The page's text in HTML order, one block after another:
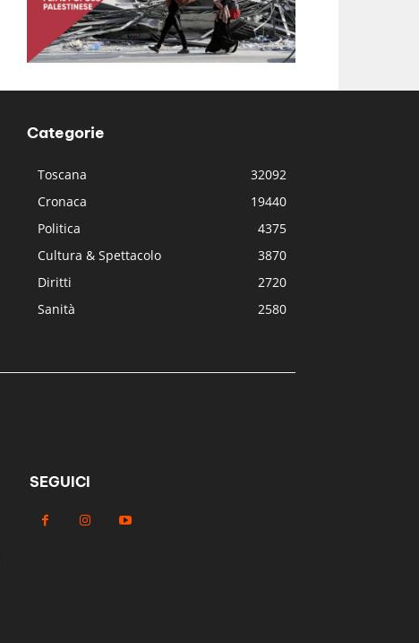
Categorie
Toscana
32092
Cronaca
19440
Politica
4375
Cultura & Spettacolo
3870
Diritti
2720
Sanità
2580
SEGUICI